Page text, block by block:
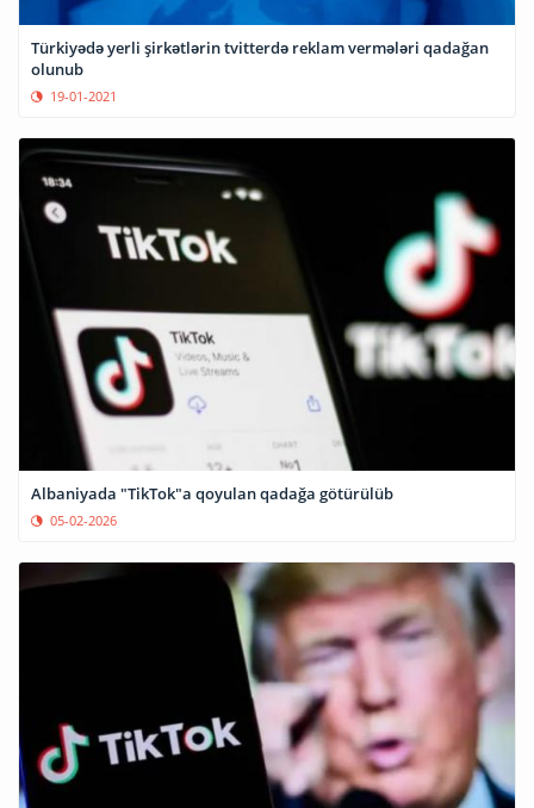
Türkiyədə yerli şirkətlərin tvitterdə reklam vermələri qadağan
olunub
19-01-2021
Albaniyada "TikTok"a qoyulan qadağa götürülüb
05-02-2026